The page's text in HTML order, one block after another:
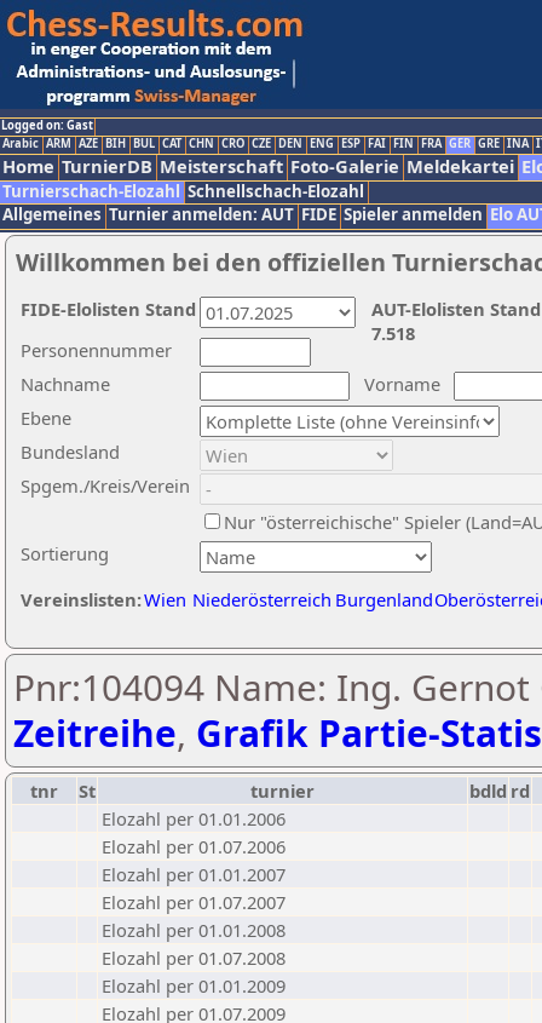
Logged on: Gast
Arabic ARM AZE BIH BUL CAT CHN CRO CZE DEN ENG ESP FAI FIN FRA GER GRE INA
Home TurnierDB Meisterschaft Foto-Galerie Meldekartei
Turnierschach-Elozahl Schnellschach-Elozahl
Allgemeines Turnier anmelden: AUT FIDE Spieler anmelden Elo
Willkommen bei den offiziellen
Nachname
Vorname
Ebene
Sortierung
Personennummer
Bundesland
Spgem./Kreis/Verein
Nur "österreichische" Spieler
Vereinslisten:Wien Niederösterreich Burgenland
AUT-Elolisten
7.518
FIDE-Elolisten Stand
Pnr:104094 Name: Ing.
Zeitreihe, Grafik Partie-
tnr St turnier bdld rd
Elozahl per 01.01.2006
Elozahl per 01.07.2006
Elozahl per 01.01.2007
Elozahl per 01.07.2007
Elozahl per 01.01.2008
Elozahl per 01.07.2008
Elozahl per 01.01.2009
Elozahl per 01.07.2009